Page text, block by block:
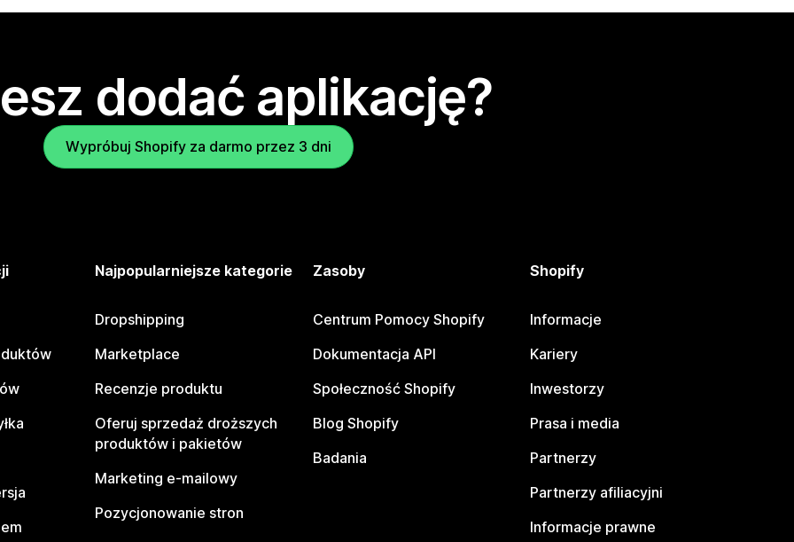
dodać aplikację?
Wypróbuj Shopify za darmo przez 3 dni
Najpopularniejsze kategorie
Dropshipping
Marketplace
Recenzje produktu
Oferuj sprzedaż droższych
produktów i pakietów
Marketing e-mailowy
Pozycjonowanie stron
Zasoby
Centrum Pomocy Shopify
Dokumentacja API
Społeczność Shopify
Blog Shopify
Badania
Shopify
Informacje
Kariery
Inwestorzy
Prasa i media
Partnerzy
Partnerzy afiliacyjni
Informacje prawne